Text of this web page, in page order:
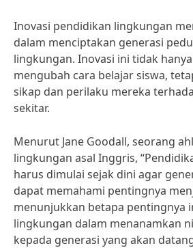
Inovasi pendidikan lingkungan
dalam menciptakan generasi
lingkungan. Inovasi ini tidak
mengubah cara belajar siswa,
sikap dan perilaku mereka
sekitar.
Menurut Jane Goodall, seorang
lingkungan asal Inggris,
harus dimulai sejak dini agar
dapat memahami pentingnya
menunjukkan betapa pentingnya
lingkungan dalam menanamkan
kepada generasi yang akan